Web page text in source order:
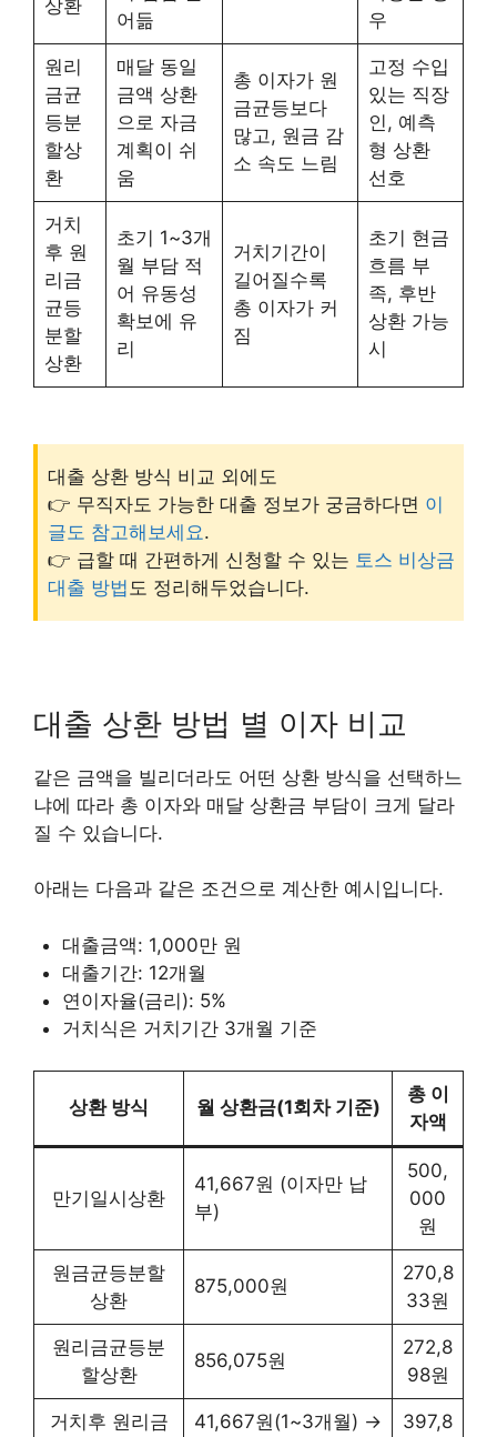
상환
어듦
우
원리
금균
등분
할상
환
매달 동일
금액 상환
으로 자금
계획이 쉬
움
총 이자가 원
금균등보다
많고, 원금 감
소 속도 느림
고정 수입
있는 직장
인, 예측
형 상환
선호
거치
후 원
리금
균등
분할
상환
초기 1~3개
월 부담 적
어 유동성
확보에 유
리
거치기간이
길어질수록
총 이자가 커
짐
초기 현금
흐름 부
족, 후반
상환 가능
시
대출 상환 방식 비교 외에도
👉 무직자도 가능한 대출 정보가 궁금하다면 이
글도 참고해보세요.
👉 급할 때 간편하게 신청할 수 있는 토스 비상금
대출 방법 도 정리해두었습니다.
대출 상환 방법 별 이자 비교
같은 금액을 빌리더라도 어떤 상환 방식을 선택하느
냐에 따라 총 이자와 매달 상환금 부담이 크게 달라
질 수 있습니다.
아래는 다음과 같은 조건으로 계산한 예시입니다.
대출금액: 1,000만 원
대출기간: 12개월
연이자율(금리): 5%
거치식은 거치기간 3개월 기준
상환 방식 월 상환금(1회차 기준)
총 이
자액
만기일시상환
41,667원 (이자만 납
부)
500,
000
원
원금균등분할
상환
875,000원
270,8
33원
원리금균등분
할상환
856,075원
272,8
98원
거치후 원리금
41,667원(1~3개월) →
397,8